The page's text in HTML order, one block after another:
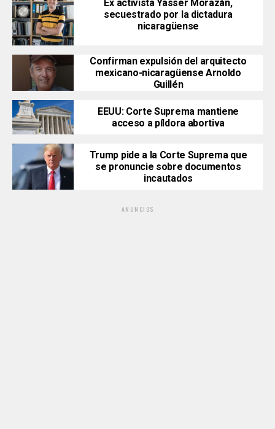
Ex activista Yasser Morazán,
secuestrado por la dictadura
nicaragüense
Confirman expulsión del arquitecto
mexicano-nicaragüense Arnoldo
Guillén
EEUU: Corte Suprema mantiene
acceso a píldora abortiva
Trump pide a la Corte Suprema que
se pronuncie sobre documentos
incautados
ANUNCIOS